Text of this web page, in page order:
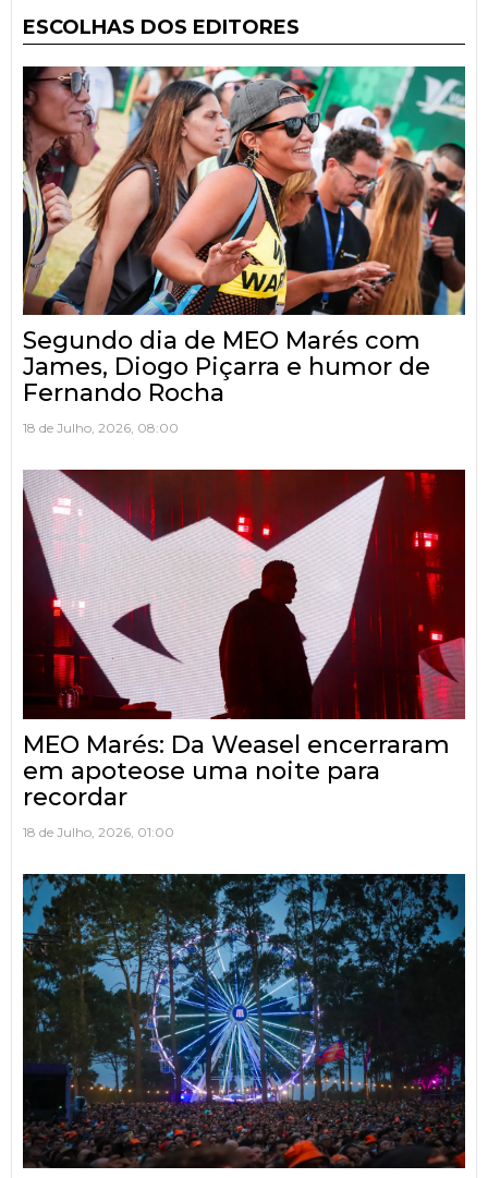
ESCOLHAS DOS EDITORES
Segundo dia de MEO Marés com
James, Diogo Piçarra e humor de
Fernando Rocha
18 de Julho, 2026, 08:00
MEO Marés: Da Weasel encerraram
em apoteose uma noite para
recordar
18 de Julho, 2026, 01:00